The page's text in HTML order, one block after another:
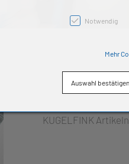
Antriebstechnik
Chemische Produkte
Alle Produkte
KUGELFINK
Notwendig
Mehr
Auswahl bestätigen